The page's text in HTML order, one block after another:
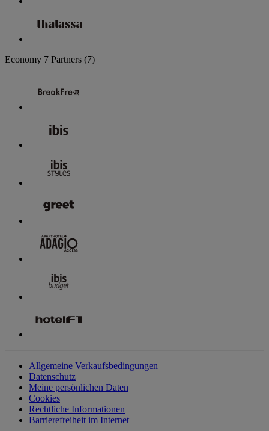
Economy 7 Partners (7)
Allgemeine Verkaufsbedingungen
Datenschutz
Meine persönlichen Daten
Cookies
Rechtliche Informationen
Barrierefreiheit im Internet